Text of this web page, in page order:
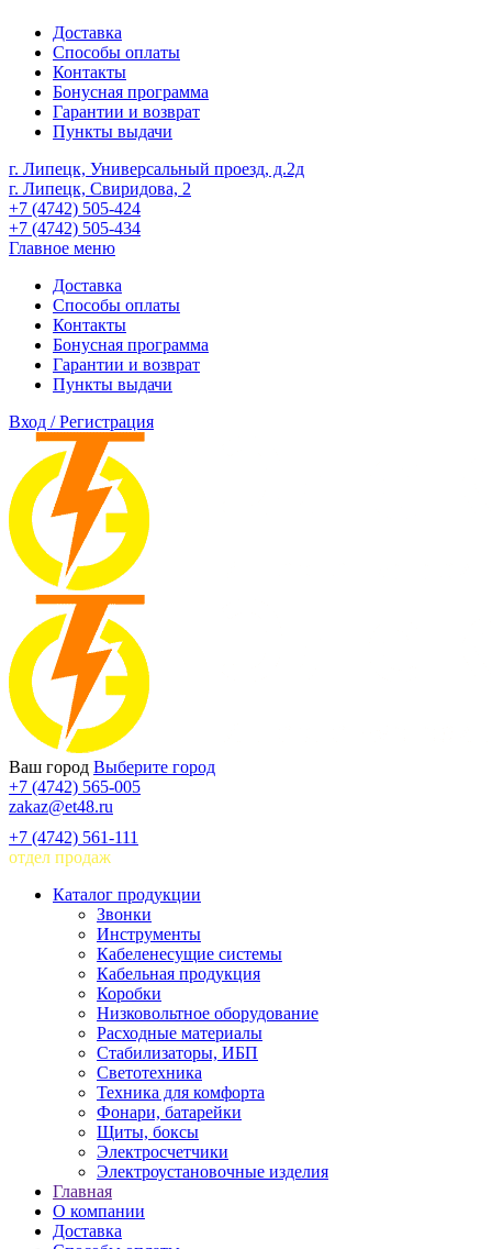
Доставка
Способы оплаты
Контакты
Бонусная программа
Гарантии и возврат
Пункты выдачи
г. Липецк, Универсальный проезд, д.2д
г. Липецк, Свиридова, 2
+7 (4742) 505-424
+7 (4742) 505-434
Главное меню
Доставка
Способы оплаты
Контакты
Бонусная программа
Гарантии и возврат
Пункты выдачи
Вход / Регистрация
Ваш город Выберите город
+7 (4742) 565-005
zakaz@et48.ru
+7 (4742) 561-111
отдел продаж
Каталог продукции
Звонки
Инструменты
Кабеленесущие системы
Кабельная продукция
Коробки
Низковольтное оборудование
Расходные материалы
Стабилизаторы, ИБП
Светотехника
Техника для комфорта
Фонари, батарейки
Щиты, боксы
Электросчетчики
Электроустановочные изделия
Главная
О компании
Доставка